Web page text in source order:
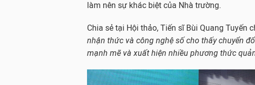
làm nên sự khác biệt của Nhà trường.
Chia sẻ tại Hội thảo, Tiến sĩ Bùi Quang Tuyến
nhận thức và công nghệ số cho thấy chuyển
mạnh mẽ và xuất hiện nhiều phương thức